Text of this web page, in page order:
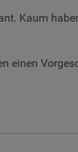
Kaum
einen